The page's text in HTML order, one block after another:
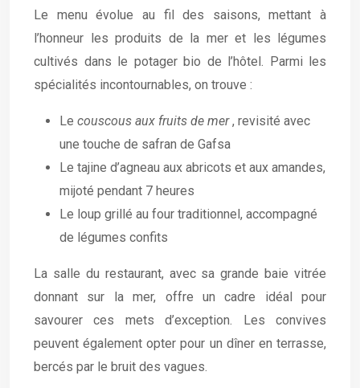
Le menu évolue au fil des saisons, mettant à
l’honneur les produits de la mer et les légumes
cultivés dans le potager bio de l’hôtel. Parmi les
spécialités incontournables, on trouve :
Le couscous aux fruits de mer, revisité avec
une touche de safran de Gafsa
Le tajine d’agneau aux abricots et aux amandes,
mijoté pendant 7 heures
Le loup grillé au four traditionnel, accompagné
de légumes confits
La salle du restaurant, avec sa grande baie vitrée
donnant sur la mer, offre un cadre idéal pour
savourer ces mets d’exception. Les convives
peuvent également opter pour un dîner en terrasse,
bercés par le bruit des vagues.